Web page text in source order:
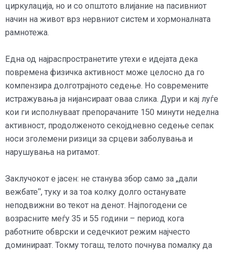
циркулација, но и со општото влијание на пасивниот
начин на живот врз нервниот систем и хормоналната
рамнотежа.
Една од најраспространетите утехи е идејата дека
повремена физичка активност може целосно да го
компензира долготрајното седење. Но современите
истражувања ја нијансираат оваа слика. Дури и кај луѓе
кои ги исполнуваат препорачаните 150 минути неделна
активност, продолженото секојдневно седење сепак
носи зголемени ризици за срцеви заболувања и
нарушувања на ритамот.
Заклучокот е јасен: не станува збор само за „дали
вежбате“, туку и за тоа колку долго останувате
неподвижни во текот на денот. Најпогодени се
возрасните меѓу 35 и 55 години – период кога
работните обврски и седечкиот режим најчесто
доминираат. Токму тогаш, телото почнува помалку да